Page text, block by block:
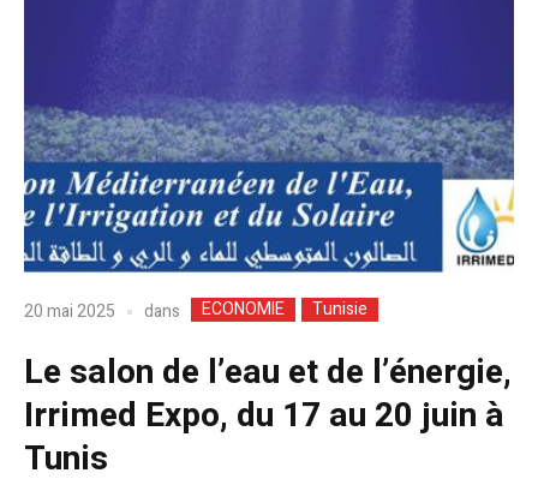
20 mai 2025 dans ECONOMIE Tunisie
Le salon de l’eau et de l’énergie,
Irrimed Expo, du 17 au 20 juin à
Tunis